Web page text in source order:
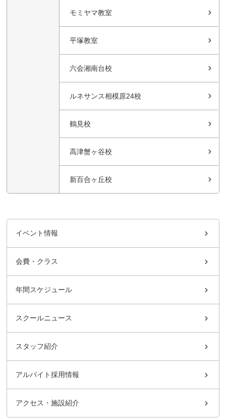
モミヤマ教室
平塚教室
六会湘南台校
ルネサンス相模原24校
鶴見校
高津蟹ヶ谷校
新百合ヶ丘校
イベント情報
会費・クラス
年間スケジュール
スクールニュース
スタッフ紹介
アルバイト採用情報
アクセス・施設紹介